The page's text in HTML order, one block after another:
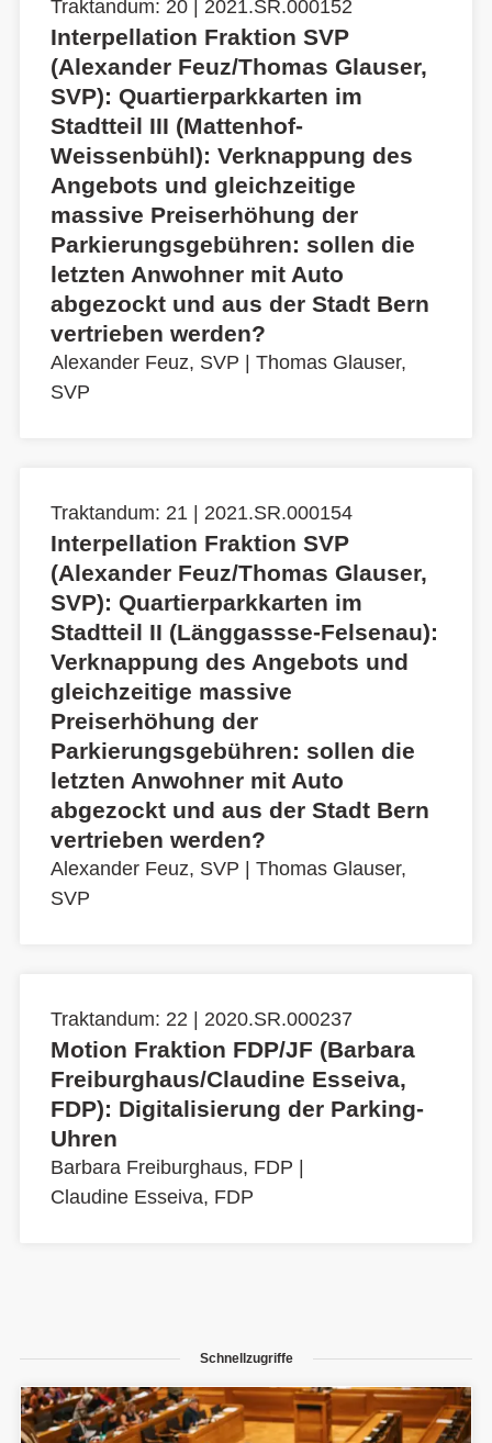
Traktandum: 20 | 2021.SR.000152
Interpellation Fraktion SVP
(Alexander Feuz/Thomas Glauser,
SVP): Quartierparkkarten im
Stadtteil III (Mattenhof-
Weissenbühl): Verknappung des
Angebots und gleichzeitige
massive Preiserhöhung der
Parkierungsgebühren: sollen die
letzten Anwohner mit Auto
abgezockt und aus der Stadt Bern
vertrieben werden?
Alexander Feuz, SVP
Thomas Glauser,
SVP
Traktandum: 21 | 2021.SR.000154
Interpellation Fraktion SVP
(Alexander Feuz/Thomas Glauser,
SVP): Quartierparkkarten im
Stadtteil II (Länggassse-Felsenau):
Verknappung des Angebots und
gleichzeitige massive
Preiserhöhung der
Parkierungsgebühren: sollen die
letzten Anwohner mit Auto
abgezockt und aus der Stadt Bern
vertrieben werden?
Alexander Feuz, SVP
Thomas Glauser,
SVP
Traktandum: 22 | 2020.SR.000237
Motion Fraktion FDP/JF (Barbara
Freiburghaus/Claudine Esseiva,
FDP): Digitalisierung der Parking-
Uhren
Barbara Freiburghaus, FDP
Claudine Esseiva, FDP
Schnellzugriffe